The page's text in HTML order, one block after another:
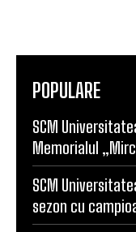
POPULARE
SCM
Memorialul
SCM
sezon cu